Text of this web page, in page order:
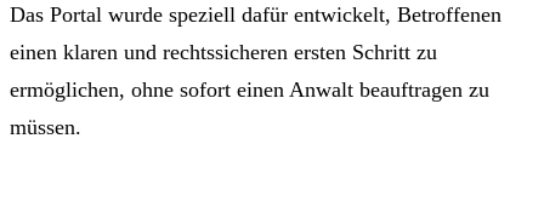
Das Portal wurde speziell dafür entwickelt, Betroffenen
einen klaren und rechtssicheren ersten Schritt zu
ermöglichen, ohne sofort einen Anwalt beauftragen zu
müssen.